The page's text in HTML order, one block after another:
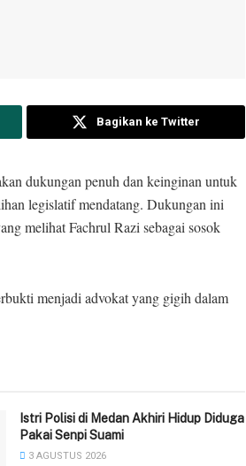
Bagikan ke Twitter
dukungan penuh dan keinginan untuk
legislatif mendatang. Dukungan ini
melihat Fachrul Razi sebagai sosok
menjadi advokat yang gigih dalam
‎Istri Polisi di Medan Akhiri Hidup Diduga
Pakai Senpi Suami
3 AGUSTUS 2026